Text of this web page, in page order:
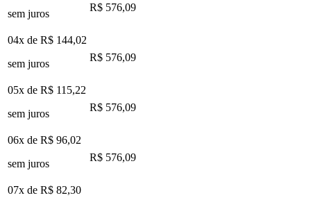
sem juros
R$ 576,09
04x de R$ 144,02
sem juros
R$ 576,09
05x de R$ 115,22
sem juros
R$ 576,09
06x de R$ 96,02
sem juros
R$ 576,09
07x de R$ 82,30